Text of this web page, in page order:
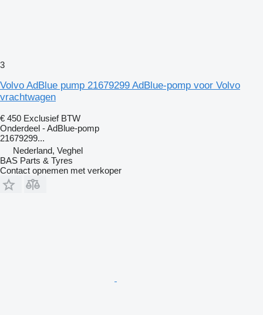
3
Volvo AdBlue pump 21679299 AdBlue-pomp voor Volvo
vrachtwagen
€ 450 Exclusief BTW
Onderdeel - AdBlue-pomp
21679299...
Nederland, Veghel
BAS Parts & Tyres
Contact opnemen met verkoper